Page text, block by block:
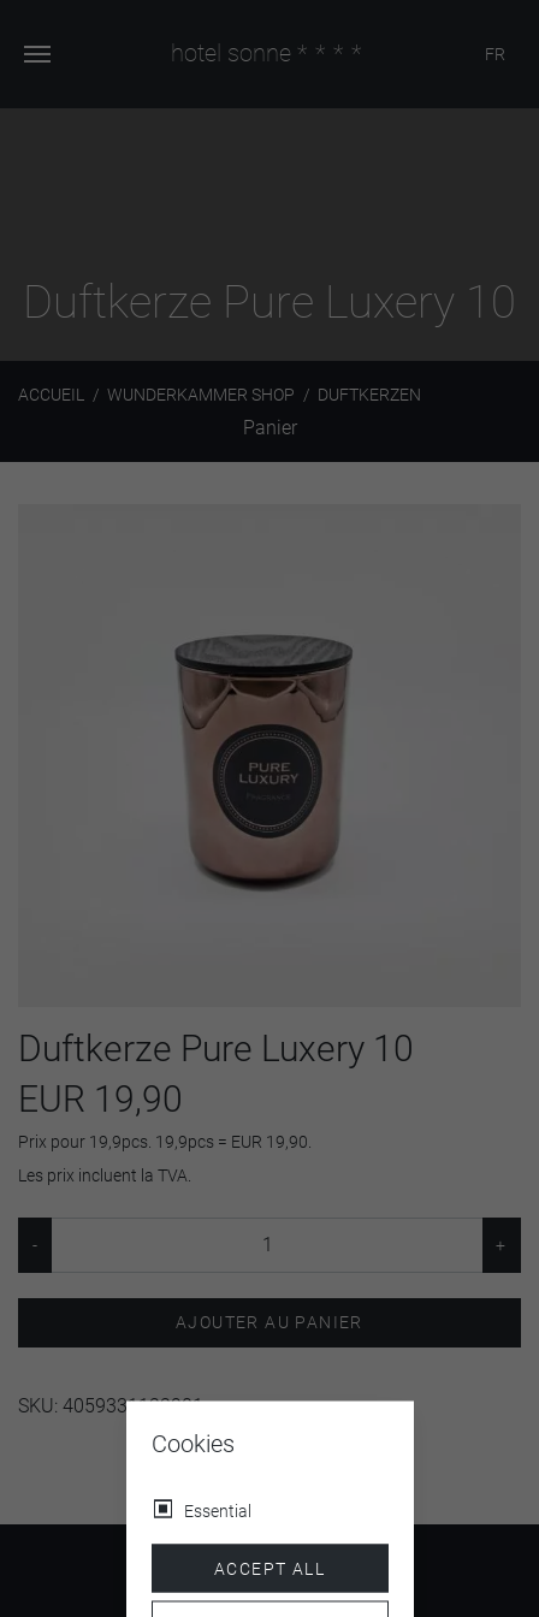
hotel sonne **** FR
Duftkerze Pure Luxery 10
ACCUEIL WUNDERKAMMER SHOP DUFTKERZEN
Panier
Duftkerze Pure Luxery 10
EUR 19,90
Prix pour 19,9pcs. 19,9pcs = EUR 19,90.
Les prix incluent la TVA.
AJOUTER AU PANIER
SKU: 4059331122901
Cookies
Essential
ACCEPT ALL